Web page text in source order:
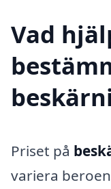
Vad
Priset på
variera